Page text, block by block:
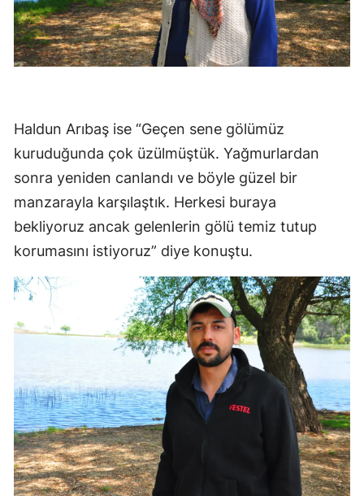
Haldun Arıbaş ise “Geçen sene gölümüz
kuruduğunda çok üzülmüştük. Yağmurlardan
sonra yeniden canlandı ve böyle güzel bir
manzarayla karşılaştık. Herkesi buraya
bekliyoruz ancak gelenlerin gölü temiz tutup
korumasını istiyoruz” diye konuştu.